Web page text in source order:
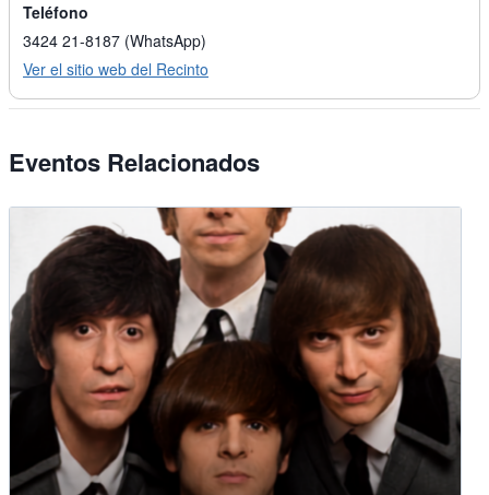
Teléfono
3424 21-8187 (WhatsApp)
Ver el sitio web del Recinto
Eventos Relacionados